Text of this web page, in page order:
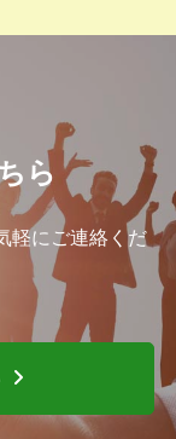
ら
軽にご連絡くだ